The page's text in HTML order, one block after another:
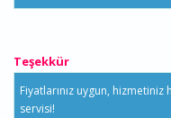
Teşekkür
Fiyatlarınız uygun,
servisi!